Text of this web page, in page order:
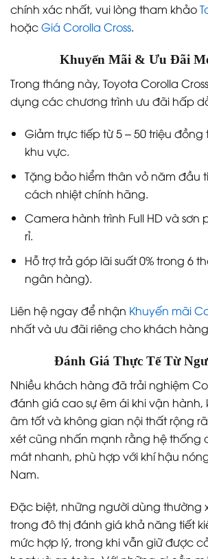
chính xác nhất, vui lòng tham khảo
hoặcGiá Corolla Cross.
Khuyến Mãi & Ưu Đãi
Trong tháng này, Toyota Corolla
dụng các chương trình ưu đãi hấp
Giảm trực tiếp từ 5 – 50 triệu
khu vực.
Tặng bảo hiểm thân vỏ năm đầu
cách nhiệt chính hãng.
Camera hành trình Full HD và
rỉ.
Hỗ trợ trả góp lãi suất 0% trong 6
ngân hàng).
Liên hệ ngay để nhận Khuyến mãi
nhất và ưu đãi riêng cho khách
Đánh Giá Thực Tế Từ
Nhiều khách hàng đã trải nghiệm
đánh giá cao sự êm ái khi vận
âm tốt và không gian nội thất rộng
xét cũng nhấn mạnh rằng hệ thống
mát nhanh, phù hợp với khí hậu
Nam.
Đặc biệt, những người dùng thường
trong đô thị đánh giá khả năng tiết
mức hợp lý, trong khi vẫn giữ được